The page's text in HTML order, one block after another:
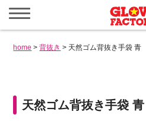
メ
ニ
ュ
を
home >背抜き > 天然ゴム背抜き手袋 青
天然ゴム背抜き手袋 青